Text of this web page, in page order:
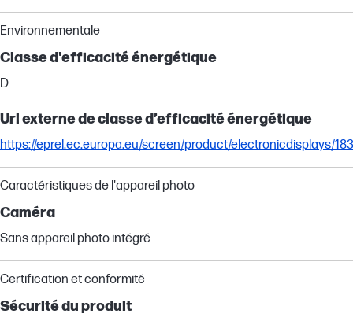
Environnementale
Classe d'efficacité énergétique
D
Url externe de classe d’efficacité énergétique
https://eprel.ec.europa.eu/screen/product/electronicdisplays/
Caractéristiques de l'appareil photo
Caméra
Sans appareil photo intégré
Certification et conformité
Sécurité du produit